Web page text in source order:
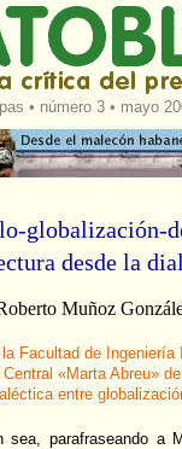
• número 3• mayo
globalización-
desde la
Muñoz
Facultad de
«Marta Abreu»
entre
sea, parafraseando a